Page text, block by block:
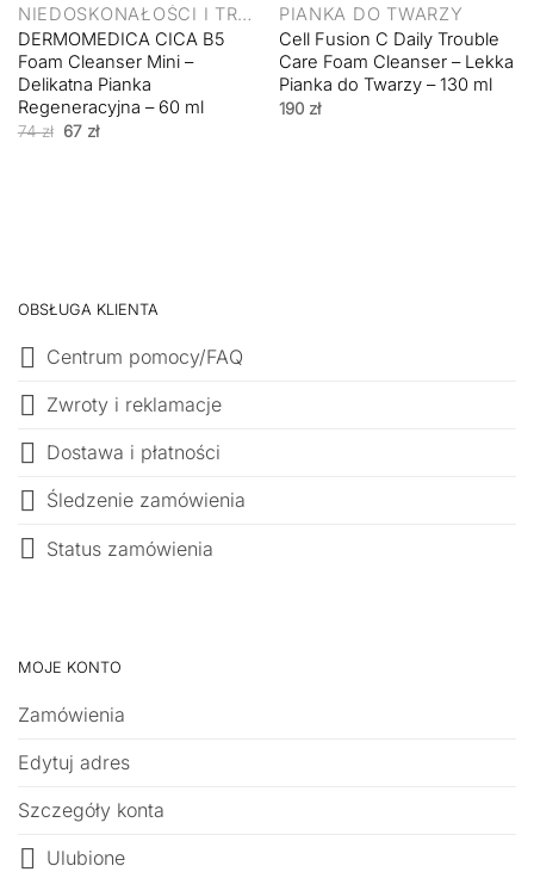
NIEDOSKONAŁOŚCI I TRĄDZIK
DERMOMEDICA CICA B5
Foam Cleanser Mini –
Delikatna Pianka
Regeneracyjna – 60 ml
74zł Pierwotna
67 złAktualna
PIANKA DO TWARZY
Cell Fusion C Daily Trouble
Care Foam Cleanser – Lekka
Pianka do Twarzy – 130 ml
190 zł
OBSŁUGA KLIENTA
Centrum pomocy/FAQ
Zwroty i reklamacje
Dostawa i płatności
Śledzenie zamówienia
Status zamówienia
MOJE KONTO
Zamówienia
Edytuj adres
Szczegóły konta
Ulubione